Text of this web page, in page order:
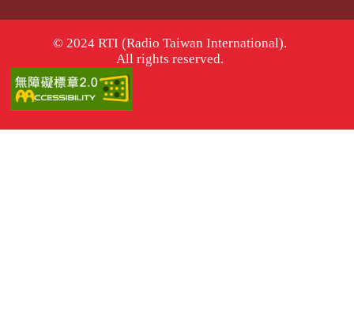
© 2024 RTI (Radio Taiwan International).
All rights reserved.